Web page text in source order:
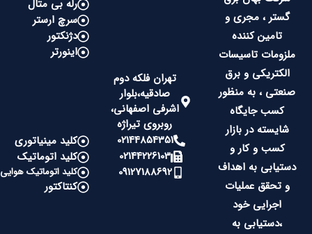
گستر ، مجری و
تامین کننده
ملزومات تاسیسات
الکتریکی و برق
صنعتی ، به منظور
کسب جایگاه
شایسته در بازار
کسب و کار و
دستیابی به اهداف
و تحقق عملیات
اجرایی خود
،دستیابی به
تهران فلکه دوم
صادقیه،بلوار
اشرفی اصفهانی،
روبروی تیراژه
02144854351
02144226103
09127188692
رله بی متال
سرچ ارستر
دژنکتور
اینورتر
کلید مینیاتوری
کلید اتوماتیک
کلید اتوماتیک هوایی
کنتاکتور